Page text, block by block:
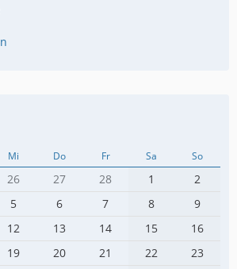
Mi Do Fr Sa So
26 27 28 1
2
5 6 7 8
9
12 13 14 15
16
19 20 21 22
23